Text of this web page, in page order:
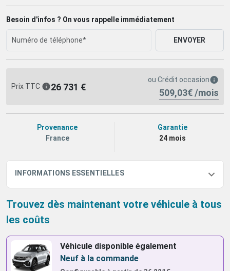
Besoin d'infos ? On vous rappelle immédiatement
ENVOYER
Prix TTC 26 731 €
ou Crédit occasion
509,03€ /mois
Provenance
France
Garantie
24 mois
INFORMATIONS ESSENTIELLES
Trouvez dès maintenant votre véhicule à tous
les coûts
Véhicule disponible également
Neuf à la commande